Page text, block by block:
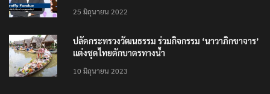
25 มิถุนายน 2022
ปลัดกระทรวงวัฒนธรรม ร่วมกิจกรรม ‘นาวาภิกขาจาร’
แต่งชุดไทยตักบาตรทางน้ำ
10 มิถุนายน 2023